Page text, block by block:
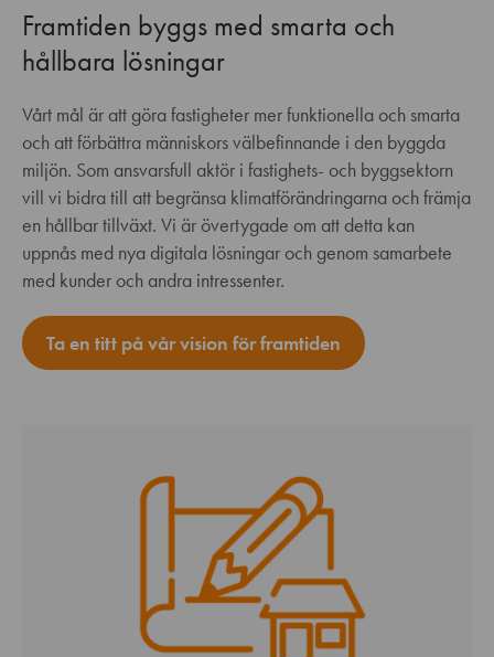
Framtiden byggs med smarta och
hållbara lösningar
Vårt mål är att göra fastigheter mer funktionella och smarta
och att förbättra människors välbefinnande i den byggda
miljön. Som ansvarsfull aktör i fastighets- och byggsektorn
vill vi bidra till att begränsa klimatförändringarna och främja
en hållbar tillväxt. Vi är övertygade om att detta kan
uppnås med nya digitala lösningar och genom samarbete
med kunder och andra intressenter.
Ta en titt på vår vision för framtiden